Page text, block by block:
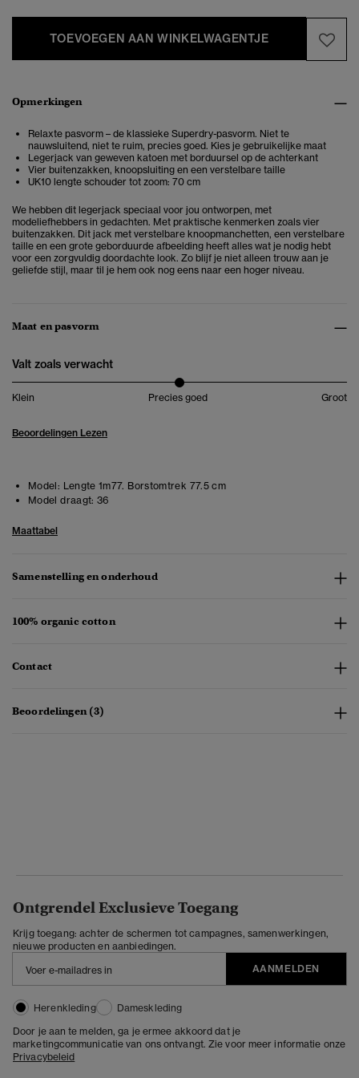
TOEVOEGEN AAN WINKELWAGENTJE
Opmerkingen
Relaxte pasvorm – de klassieke Superdry-pasvorm. Niet te
nauwsluitend, niet te ruim, precies goed. Kies je gebruikelijke maat
Legerjack van geweven katoen met borduursel op de achterkant
Vier buitenzakken, knoopsluiting en een verstelbare taille
UK10 lengte schouder tot zoom: 70 cm
We hebben dit legerjack speciaal voor jou ontworpen, met
modeliefhebbers in gedachten. Met praktische kenmerken zoals vier
buitenzakken. Dit jack met verstelbare knoopmanchetten, een verstelbare
taille en een grote geborduurde afbeelding heeft alles wat je nodig hebt
voor een zorgvuldig doordachte look. Zo blijf je niet alleen trouw aan je
geliefde stijl, maar til je hem ook nog eens naar een hoger niveau.
Maat en pasvorm
Valt zoals verwacht
Klein Precies goed Groot
Beoordelingen Lezen
Model: Lengte 1m77. Borstomtrek 77.5 cm
Model draagt: 36
Maattabel
Samenstelling en onderhoud
100% organic cotton
Contact
Beoordelingen (3)
Ontgrendel Exclusieve Toegang
Krijg toegang: achter de schermen tot campagnes, samenwerkingen,
nieuwe producten en aanbiedingen.
AANMELDEN
Herenkleding
Dameskleding
Door je aan te melden, ga je ermee akkoord dat je
marketingcommunicatie van ons ontvangt. Zie voor meer informatie onze
Privacybeleid